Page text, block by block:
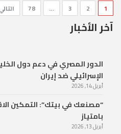
1
2
3
…
78
آخر الأخبار
الدور المصري في دعم دول
الإسرائيلي ضد إيران
أبريل 14, 2026
“مصنعك في بيتك”: التمكين
بامتياز
أبريل 13, 2026